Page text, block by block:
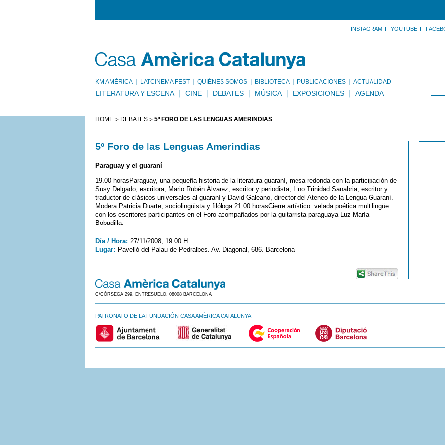
INSTAGRAM YOUTUBE
KM AMÈRICA LATCINEMA FEST QUIÉNES SOMOS BIBLIOTECA PUBLICACIONES ACTUALIDAD
LITERATURA Y ESCENA CINE DEBATES MÚSICA EXPOSICIONES AGENDA
HOME DEBATES 5º FORO DE LAS LENGUAS AMERINDIAS
5º Foro de las Lenguas Amerindias
Paraguay y el guaraní
19.00 horasParaguay, una pequeña historia de la literatura guaraní, mesa redonda con la participación de
Susy Delgado, escritora, Mario Rubén Álvarez, escritor y periodista, Lino Trinidad Sanabria, escritor y
traductor de clásicos universales al guaraní y David Galeano, director del Ateneo de la Lengua Guaraní.
Modera Patricia Duarte, sociolingüista y filóloga.21.00 horasCierre artístico: velada poética multilingüe
con los escritores participantes en el Foro acompañados por la guitarrista paraguaya Luz María
Bobadilla.
Día / Hora: 27/11/2008, 19:00 H
Lugar: Pavelló del Palau de Pedralbes. Av. Diagonal, 686. Barcelona
C/CÒRSEGA 299, ENTRESUELO. 08008 BARCELONA
PATRONATO DE LA FUNDACIÓN CASA AMÈRICA CATALUNYA